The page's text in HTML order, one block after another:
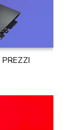
PREZZI